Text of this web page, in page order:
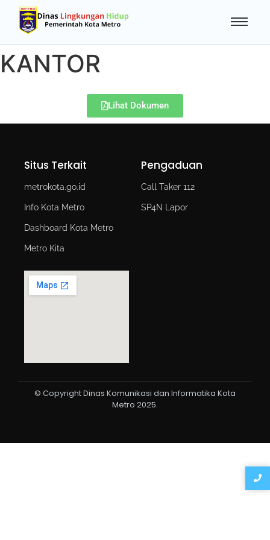
KANTOR
Lihat Dokumen
Situs Terkait
metrokota.go.id
Info Kota Metro
Dashboard Kota Metro
Metro Kita
Pengaduan
Call Taker 112
SP4N Lapor
© Copyright Dinas Komunikasi dan Informatika Kota
Metro 2025.